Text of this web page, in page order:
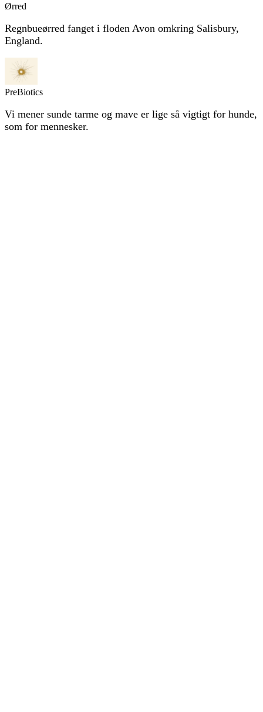
Ørred
Regnbueørred fanget i floden Avon omkring Salisbury,
England.
PreBiotics
Vi mener sunde tarme og mave er lige så vigtigt for hunde,
som for mennesker.